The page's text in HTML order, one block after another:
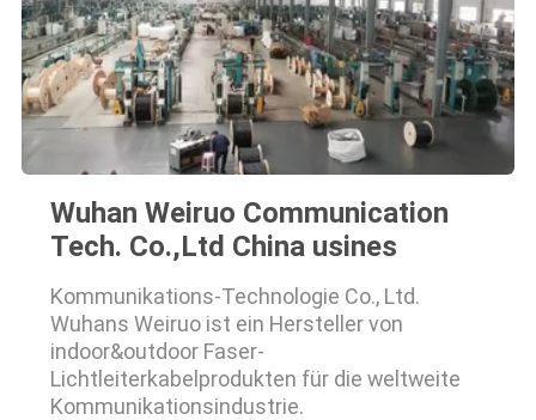
Wuhan Weiruo Communication
Tech. Co.,Ltd China usines
Kommunikations-Technologie Co., Ltd.
Wuhans Weiruo ist ein Hersteller von
indoor&outdoor Faser-
Lichtleiterkabelprodukten für die weltweite
Kommunikationsindustrie.